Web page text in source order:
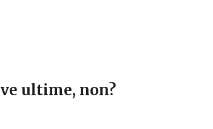
ultime, non?